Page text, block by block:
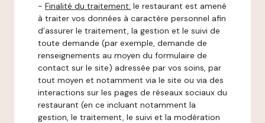
- Finalité du traitement: le restaurant est amené
à traiter vos données à caractère personnel afin
d’assurer le traitement, la gestion et le suivi de
toute demande (par exemple, demande de
renseignements au moyen du formulaire de
contact sur le site) adressée par vos soins, par
tout moyen et notamment via le site ou via des
interactions sur les pages de réseaux sociaux du
restaurant (en ce incluant notamment la
gestion, le traitement, le suivi et la modération